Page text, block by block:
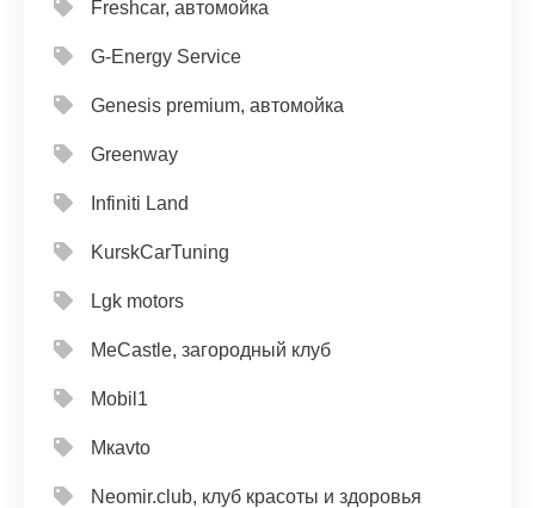
Freshcar, автомойка
G-Energy Service
Genesis premium, автомойка
Greenway
Infiniti Land
KurskCarTuning
Lgk motors
MeCastle, загородный клуб
Mobil1
Mкavto
Neomir.club, клуб красоты и здоровья